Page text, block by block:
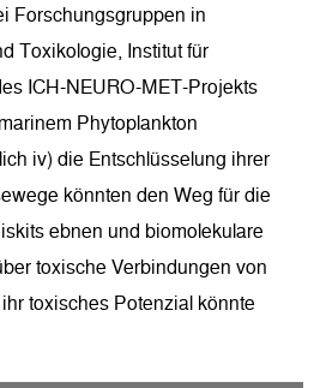
Forschungsgruppen in
Toxikologie, Institut für
ICH-NEURO-MET-Projekts
Phytoplankton
iv) die Entschlüsselung ihrer
könnten den Weg für die
ebnen und biomolekulare
toxische Verbindungen von
toxisches Potenzial könnte